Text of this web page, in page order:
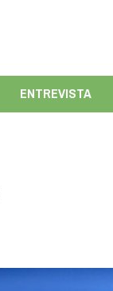
ENTREVISTA